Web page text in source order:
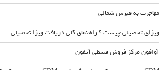
مهاجرت به قبرس شمالی
ویزای تحصیلی چیست ؟ راهنمای کلی دریافت ویزا تحصیلی
آوافون مرکز فروش قسطی آیفون